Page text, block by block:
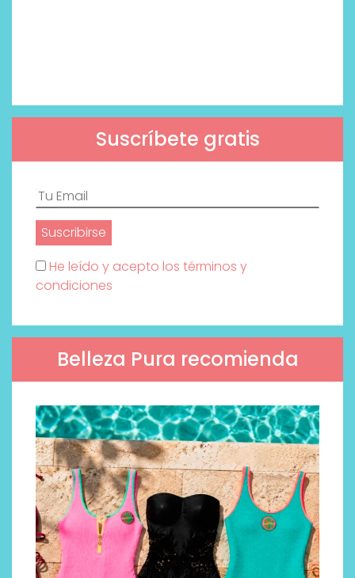
Suscríbete gratis
He leído y acepto los términos y
condiciones
Belleza Pura recomienda